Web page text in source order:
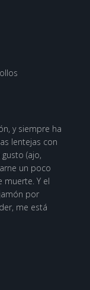
y siempre ha
lentejas con
(ajo,
un poco
muerte. Y el
por
me está